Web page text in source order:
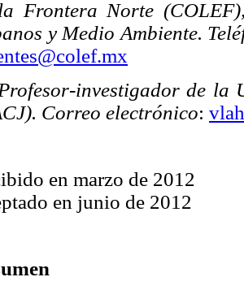
Frontera Norte
y Medio Ambiente.
Profesor-investigador de la
Correo electrónico:
en marzo de 2012
en junio de 2012